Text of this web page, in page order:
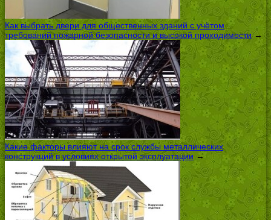
Как выбрать двери для общественных зданий с учётом
требований пожарной безопасности и высокой проходимости→
Какие факторы влияют на срок службы металлических
конструкций в условиях открытой эксплуатации →